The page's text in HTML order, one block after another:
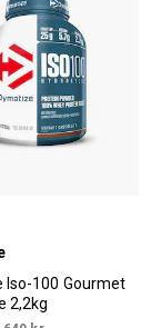
Iso-100 Gourmet
2,2kg